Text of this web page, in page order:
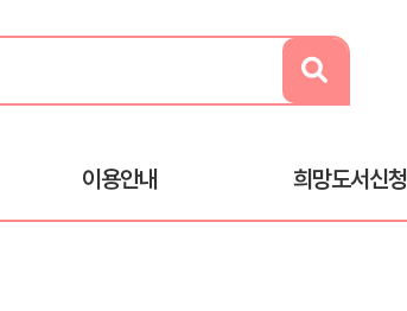
이용안내 희망도서신청